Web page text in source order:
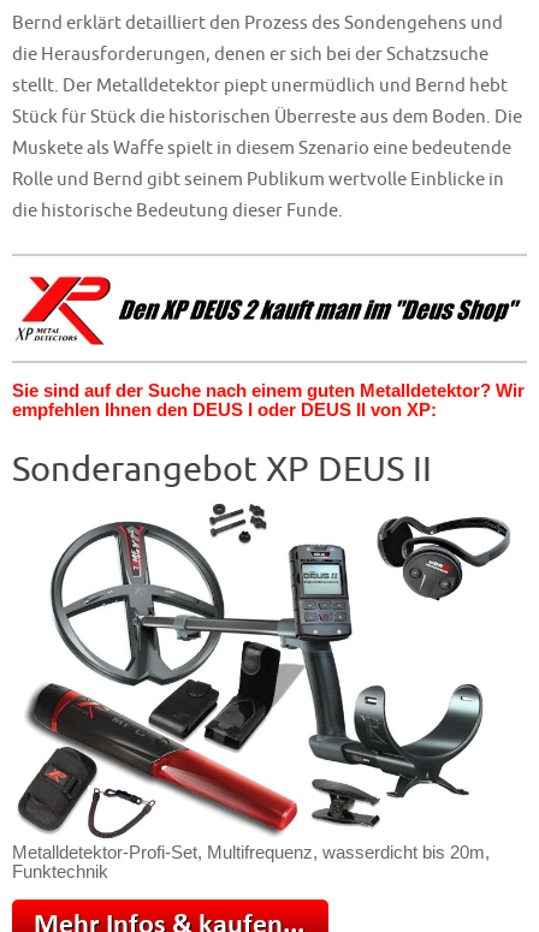
Bernd erklärt detailliert den Prozess des Sondengehens und
die Herausforderungen, denen er sich bei der Schatzsuche
stellt. Der Metalldetektor piept unermüdlich und Bernd hebt
Stück für Stück die historischen Überreste aus dem Boden. Die
Muskete als Waffe spielt in diesem Szenario eine bedeutende
Rolle und Bernd gibt seinem Publikum wertvolle Einblicke in
die historische Bedeutung dieser Funde.
Sie sind auf der Suche nach einem guten Metalldetektor? Wir
empfehlen Ihnen den DEUS I oder DEUS II von XP:
Sonderangebot XP DEUS II
Metalldetektor-Profi-Set, Multifrequenz, wasserdicht bis 20m,
Funktechnik